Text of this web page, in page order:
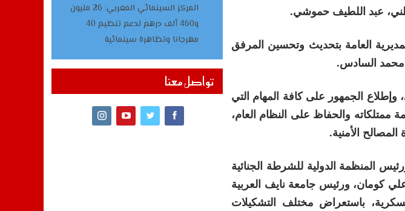
عبد اللطيف حموشي.
الثابت والحازم للمديرية العامة بتحديث وتحسين المرفق
محمد السادس.
الجمهور على كافة المهام التي
ممتلكاته والحفاظ على النظام العام،
الأمنية.
المنظمة الدولية للشرطة الجنائية
كومان، ورئيس جامعة نايف العربية
باستعراض مختلف التشكيلات
المركز السينمائي المغربي: 26 مليون
و460 ألف درهم لدعم تنظيم 40
مهرجانا وتظاهرة سينمائية
تواصل معنا